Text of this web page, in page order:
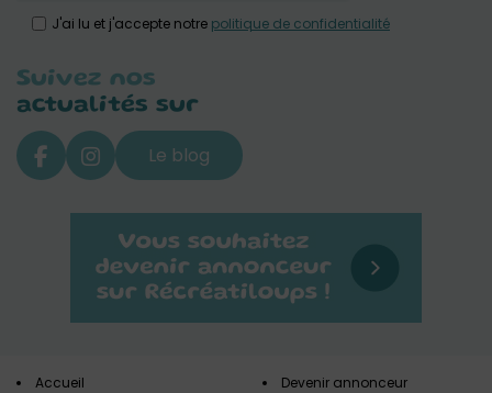
J'ai lu et j'accepte notre politique de confidentialité
Suivez nos
actualités sur
Le blog
Accueil
Devenir annonceur